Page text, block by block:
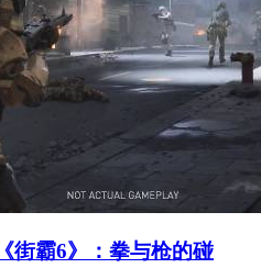
街霸6》：拳与枪的碰